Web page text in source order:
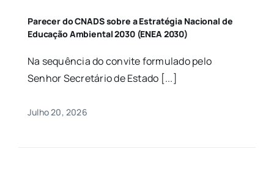
Parecer do CNADS sobre a Estratégia Nacional de
Educação Ambiental 2030 (ENEA 2030)
Na sequência do convite formulado pelo
Senhor Secretário de Estado [...]
Julho 20, 2026